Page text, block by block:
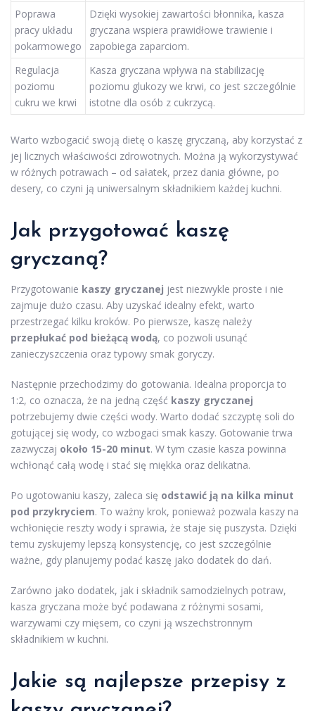
Poprawa
pracy układu
pokarmowego
Dzięki wysokiej zawartości błonnika, kasza
gryczana wspiera prawidłowe trawienie i
zapobiega zaparciom.
Regulacja
poziomu
cukru we krwi
Kasza gryczana wpływa na stabilizację
poziomu glukozy we krwi, co jest szczególnie
istotne dla osób z cukrzycą.
Warto wzbogacić swoją dietę o kaszę gryczaną, aby korzystać z
jej licznych właściwości zdrowotnych. Można ją wykorzystywać
w różnych potrawach – od sałatek, przez dania główne, po
desery, co czyni ją uniwersalnym składnikiem każdej kuchni.
Jak przygotować kaszę
gryczaną?
Przygotowanie kaszy gryczanej jest niezwykle proste i nie
zajmuje dużo czasu. Aby uzyskać idealny efekt, warto
przestrzegać kilku kroków. Po pierwsze, kaszę należy
przepłukać pod bieżącą wodą, co pozwoli usunąć
zanieczyszczenia oraz typowy smak goryczy.
Następnie przechodzimy do gotowania. Idealna proporcja to
1:2, co oznacza, że na jedną część kaszy gryczanej
potrzebujemy dwie części wody. Warto dodać szczyptę soli do
gotującej się wody, co wzbogaci smak kaszy. Gotowanie trwa
zazwyczaj około 15-20 minut. W tym czasie kasza powinna
wchłonąć całą wodę i stać się miękka oraz delikatna.
Po ugotowaniu kaszy, zaleca się odstawić ją na kilka minut
pod przykryciem. To ważny krok, ponieważ pozwala kaszy na
wchłonięcie reszty wody i sprawia, że staje się puszysta. Dzięki
temu zyskujemy lepszą konsystencję, co jest szczególnie
ważne, gdy planujemy podać kaszę jako dodatek do dań.
Zarówno jako dodatek, jak i składnik samodzielnych potraw,
kasza gryczana może być podawana z różnymi sosami,
warzywami czy mięsem, co czyni ją wszechstronnym
składnikiem w kuchni.
Jakie są najlepsze przepisy z